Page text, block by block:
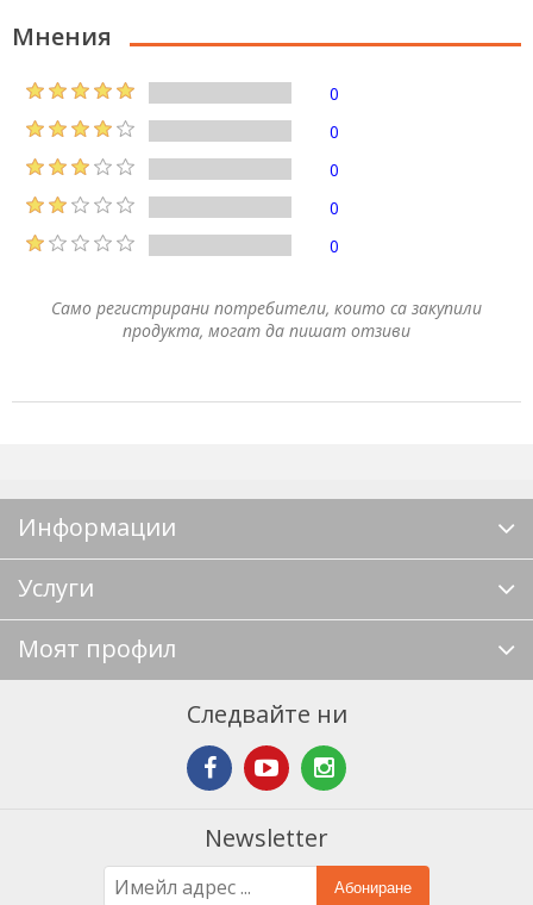
Мнения
0
0
0
0
0
Само регистрирани потребители, които са закупили
продукта, могат да пишат отзиви
Информации
Услуги
Моят профил
Следвайте ни
Newsletter
Абониране